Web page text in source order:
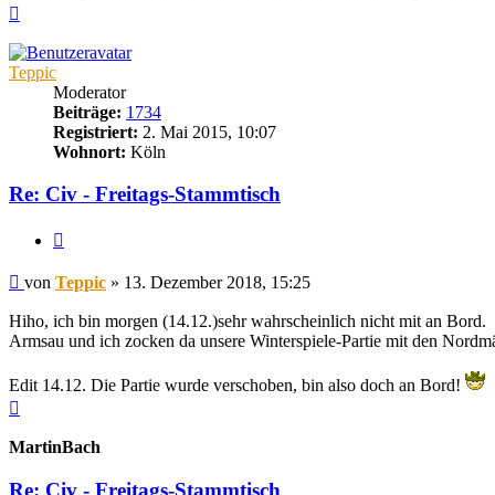
Teppic
Moderator
Beiträge: 1734
Registriert: 2. Mai 2015, 10:07
Wohnort: Köln
Re: Civ - Freitags-Stammtisch
Beitrag
von Teppic » 13. Dezember 2018, 15:25
Hiho, ich bin morgen (14.12.)sehr wahrscheinlich nicht mit an Bord.
Armsau und ich zocken da unsere Winterspiele-Partie mit den
Edit 14.12. Die Partie wurde verschoben, bin also doch an Bord!
MartinBach
Re: Civ - Freitags-Stammtisch